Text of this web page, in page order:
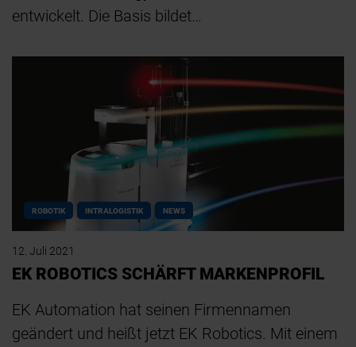
entwickelt. Die Basis bildet…
ROBOTIK INTRALOGISTIK NEWS
12. Juli 2021
EK ROBOTICS SCHÄRFT MARKENPROFIL
EK Automation hat seinen Firmennamen
geändert und heißt jetzt EK Robotics. Mit einem